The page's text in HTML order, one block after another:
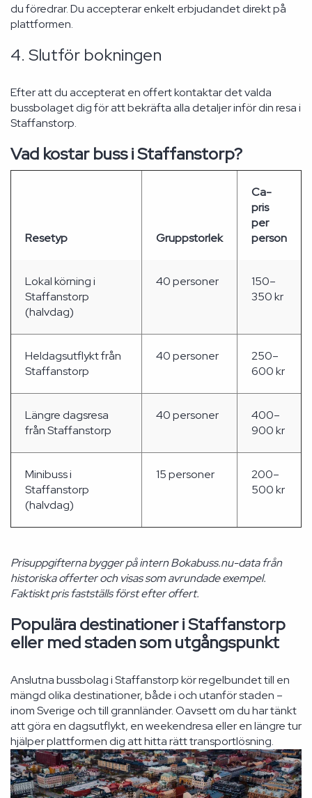
du föredrar. Du accepterar enkelt erbjudandet direkt på
plattformen.
4. Slutför bokningen
Efter att du accepterat en offert kontaktar det valda
bussbolaget dig för att bekräfta alla detaljer inför din resa i
Staffanstorp.
Vad kostar buss i Staffanstorp?
Resetyp Gruppstorlek
Ca-
pris
per
person
Lokal körning i
Staffanstorp
(halvdag)
40 personer
150–
350 kr
Heldagsutflykt från
Staffanstorp
40 personer
250–
600 kr
Längre dagsresa
från Staffanstorp
40 personer
400–
900 kr
Minibuss i
Staffanstorp
(halvdag)
15 personer
200–
500 kr
Prisuppgifterna bygger på intern Bokabuss.nu-data från
historiska offerter och visas som avrundade exempel.
Faktiskt pris fastställs först efter offert.
Populära destinationer i Staffanstorp
eller med staden som utgångspunkt
Anslutna bussbolag i Staffanstorp kör regelbundet till en
mängd olika destinationer, både i och utanför staden –
inom Sverige och till grannländer. Oavsett om du har tänkt
att göra en dagsutflykt, en weekendresa eller en längre tur
hjälper plattformen dig att hitta rätt transportlösning.